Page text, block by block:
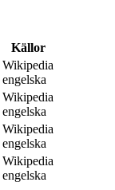
Källor
Wikipedia
engelska
Wikipedia
engelska
Wikipedia
engelska
Wikipedia
engelska